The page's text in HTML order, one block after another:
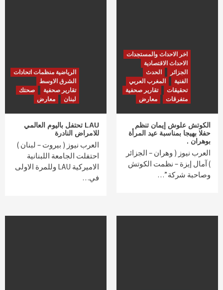
اخر الاحداث والمستجدات
الاحداث الاقتصادية
الجزائر
الحدث
الفنية
المغرب العربي
تحقيقات
تقارير صحفية
متفرقات
معارض
الكوتش علوش إيمان تنظم
حفلا بهيجا بمناسبة عيد المرأة
بوهران .
العرب نيوز ( وهران – الجزائر
) آمال إيزة – نظمت الكوتش
وصاحبة شركة ”…
الرياضية منظمات اتحادات
الشرق الاوسط
تقارير صحفية
صحتك
لبنان
معارض
LAU تحتفل باليوم العالمي
للامراض النادرة
العرب نيوز ( بيروت – لبنان )
احتفلت الجامعة اللبنانية
الاميركية LAU وللمرة الاولى
في…